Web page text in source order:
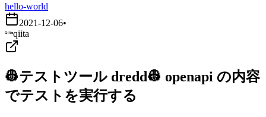
hello-world
2021-12-06•
qiita
👷テストツール dredd👷 openapi の内容
でテストを実行する